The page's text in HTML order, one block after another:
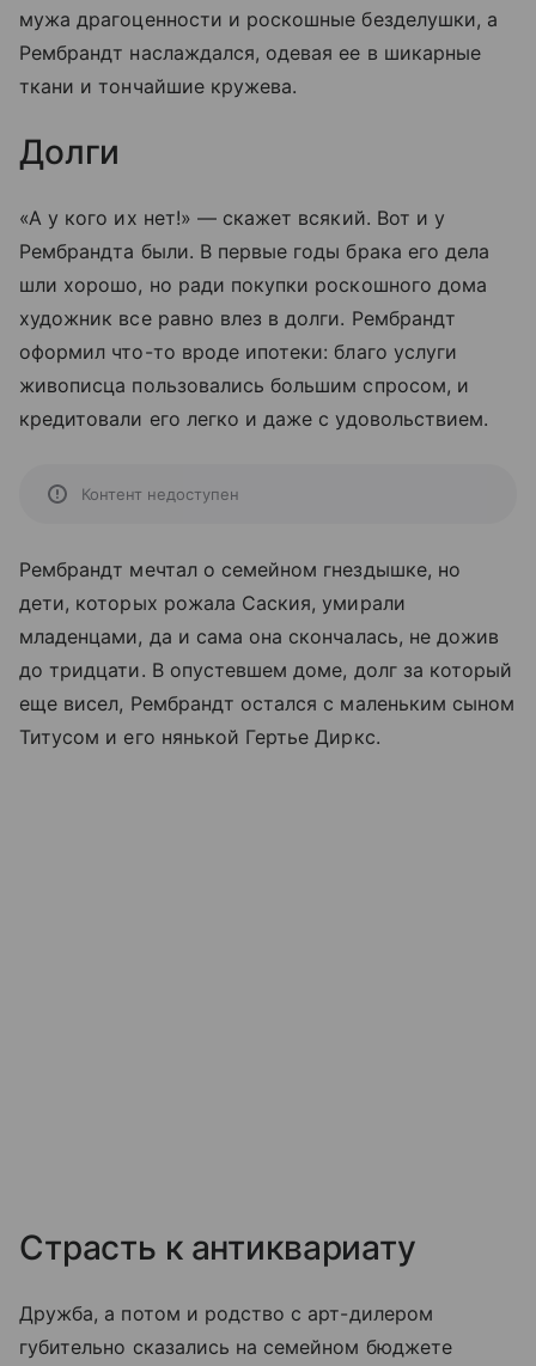
мужа драгоценности и роскошные безделушки, а
Рембрандт наслаждался, одевая ее в шикарные
ткани и тончайшие кружева.
Долги
«А у кого их нет!» — скажет всякий. Вот и у
Рембрандта были. В первые годы брака его дела
шли хорошо, но ради покупки роскошного дома
художник все равно влез в долги. Рембрандт
оформил что-то вроде ипотеки: благо услуги
живописца пользовались большим спросом, и
кредитовали его легко и даже с удовольствием.
Контент недоступен
Рембрандт мечтал о семейном гнездышке, но
дети, которых рожала Саския, умирали
младенцами, да и сама она скончалась, не дожив
до тридцати. В опустевшем доме, долг за который
еще висел, Рембрандт остался с маленьким сыном
Титусом и его нянькой Гертье Диркс.
Страсть к антиквариату
Дружба, а потом и родство с арт-дилером
губительно сказались на семейном бюджете